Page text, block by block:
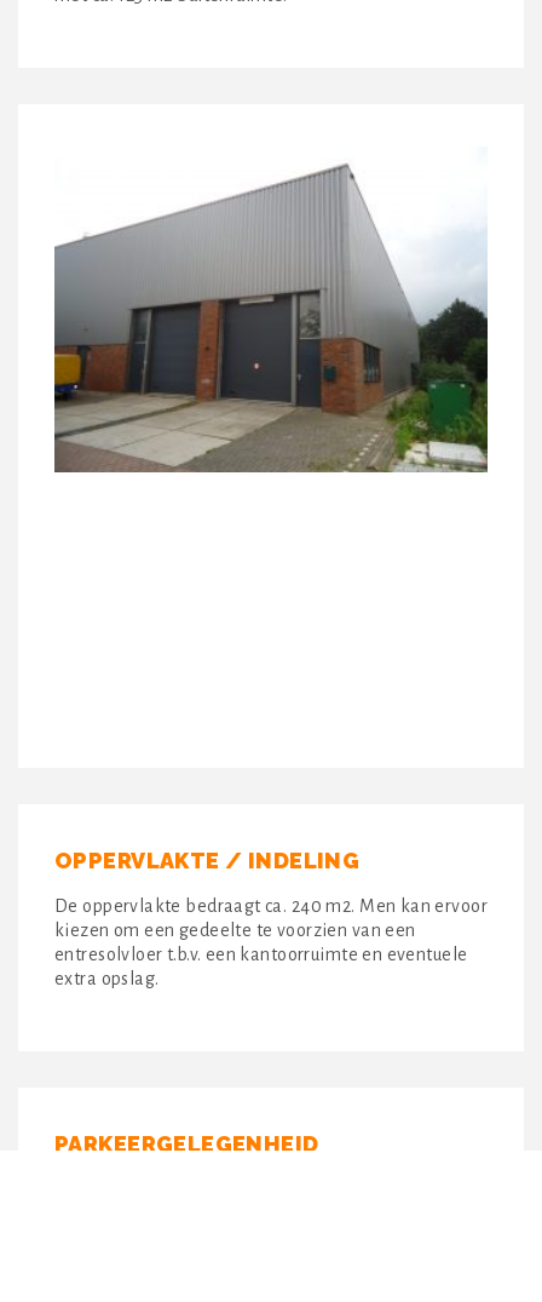
OPPERVLAKTE / INDELING
De oppervlakte bedraagt ca. 240 m2. Men kan ervoor
kiezen om een gedeelte te voorzien van een
entresolvloer t.b.v. een kantoorruimte en eventuele
extra opslag.
PARKEERGELEGENHEID